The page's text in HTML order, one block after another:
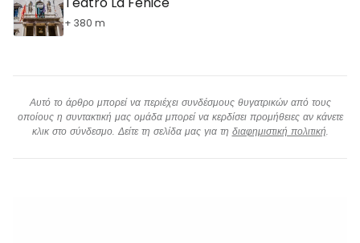
+ 380 m
Αυτό το άρθρο μπορεί να περιέχει συνδέσμους θυγατρικών από τους
οποίους η συντακτική μας ομάδα μπορεί να κερδίσει προμήθειες αν κάνετε
κλικ στο σύνδεσμο. Δείτε τη σελίδα μας για τη διαφημιστική πολιτική.